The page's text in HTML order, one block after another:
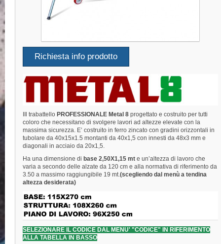
Richiesta info prodotto
IIl trabattello PROFESSIONALE Metal 8 progettato e costruito per tutti
coloro che necessitano di svolgere lavori ad altezze elevate con la
massima sicurezza. E’ costruito in ferro zincato con gradini orizzontali in
tubolare da 40x15x1.5 montanti da 40x1,5 con innesti da 48x3 mm e
diagonali in acciaio da 20x1,5.
Ha una dimensione di base 2,50X1,15 mt e un’altezza di lavoro che
varia a secondo delle alzate da 120 cm e alla normativa di riferimento da
3.50 a massimo raggiungibile 19 mt. (scegliendo dal menù a tendina
altezza desiderata)
SELEZIONARE IL CODICE DAL MENU' "CODICE" IN RIFERIMENTO
ALLA TABELLA IN BASSO